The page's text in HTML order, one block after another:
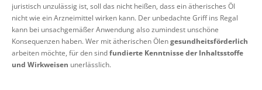
juristisch unzulässig ist, soll das nicht heißen, dass ein ätherisches Öl
nicht wie ein Arzneimittel wirken kann. Der unbedachte Griff ins Regal
kann bei unsachgemäßer Anwendung also zumindest unschöne
Konsequenzen haben. Wer mit ätherischen Ölengesundheitsförderlich
arbeiten möchte, für den sindfundierte Kenntnisse der Inhaltsstoffe
und Wirkweisen unerlässlich.